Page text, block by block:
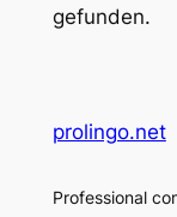
gefunden.
prolingo.net
Professional